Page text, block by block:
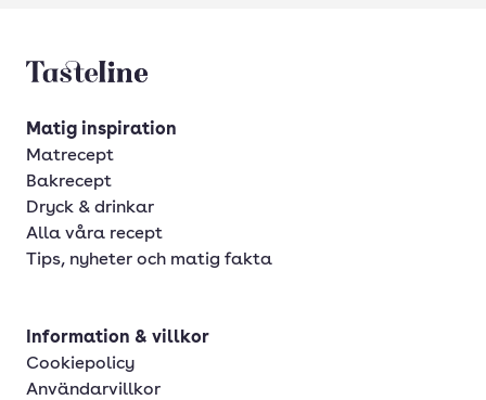
Tasteline startsida
Matig inspiration
Matrecept
Bakrecept
Dryck & drinkar
Alla våra recept
Tips, nyheter och matig fakta
Information & villkor
Cookiepolicy
Användarvillkor